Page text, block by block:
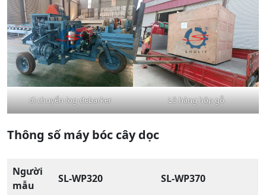
di chuyển-log-debarker Lô hàng hộp gỗ
Thông số máy bóc cây dọc
Người
mẫu
SL-WP320 SL-WP370